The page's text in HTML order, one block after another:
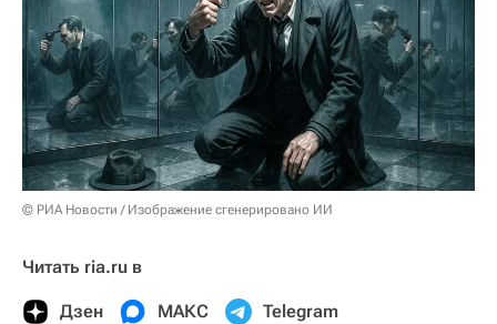
© РИА Новости / Изображение сгенерировано ИИ
Читать ria.ru в
Дзен МАКС Telegram